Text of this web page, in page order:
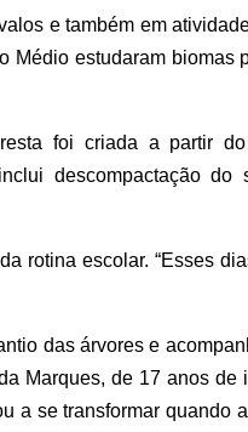
e também em
Médio estudaram biomas
foi criada a partir
descompactação
rotina escolar. “Esses
das árvores e
Marques, de 17 anos de
a se transformar quando